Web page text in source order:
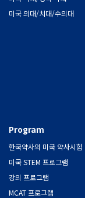
미국 의대/치대/수의대
Program
한국약사의 미국 약사시험
미국 STEM 프로그램
강의 프로그램
MCAT 프로그램